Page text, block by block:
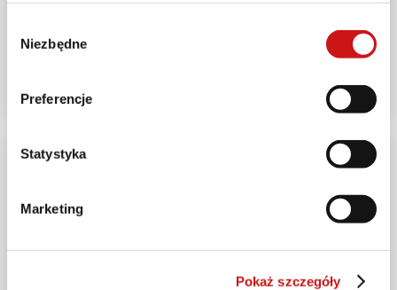
zgody
Niezbędne
Preferencje
Statystyka
Marketing
Pokaż szczegóły
WYDARZENIA
Panigale V4 Tricolore Italia uroczyście przekazane
Właścicielowi w Ambasadzie Włoch w Polsce